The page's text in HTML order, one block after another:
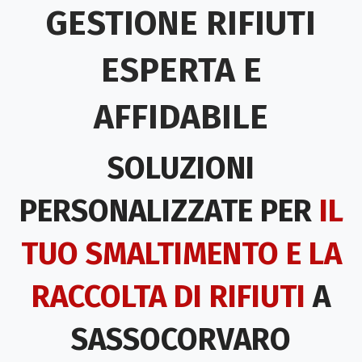
GESTIONE RIFIUTI
ESPERTA E
AFFIDABILE
SOLUZIONI
PERSONALIZZATE PER IL
TUO SMALTIMENTO E LA
RACCOLTA DI RIFIUTI A
SASSOCORVARO